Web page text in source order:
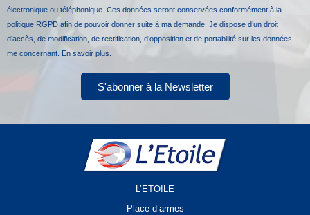
électronique ou téléphonique. Ces données seront conservées conformément à la
politique RGPD afin de pouvoir donner suite à ma demande. Je dispose d’un droit
d’accès, de modification, de rectification, d’opposition et de portabilité sur les données
me concernant. En savoir plus.
S'abonner à la Newsletter
L’ETOILE
Place d’armes